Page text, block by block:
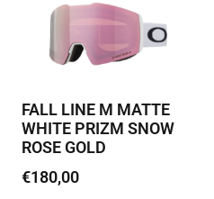
FALL LINE M MATTE
WHITE PRIZM SNOW
ROSE GOLD
€180,00